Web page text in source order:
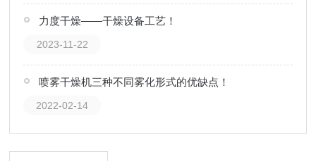
力度干燥——干燥设备工艺！
2023-11-22
喷雾干燥机三种不同雾化形式的优缺点！
2022-02-14